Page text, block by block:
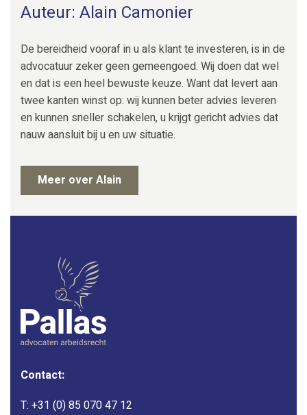
Auteur: Alain Camonier
De bereidheid vooraf in u als klant te investeren, is in de
advocatuur zeker geen gemeengoed. Wij doen dat wel
en dat is een heel bewuste keuze. Want dat levert aan
twee kanten winst op: wij kunnen beter advies leveren
en kunnen sneller schakelen, u krijgt gericht advies dat
nauw aansluit bij u en uw situatie.
Meer over Alain
Contact:
T: +31 (0) 85 070 47 12